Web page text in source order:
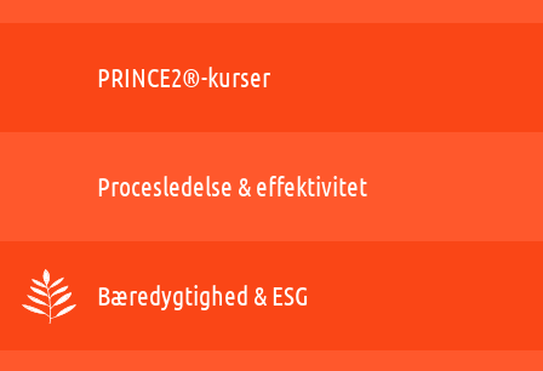
PRINCE2®-kurser
Procesledelse & effektivitet
Bæredygtighed & ESG